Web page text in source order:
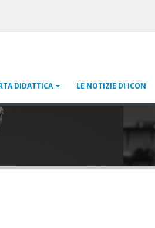
DIDATTICA LE NOTIZIE DI ICON